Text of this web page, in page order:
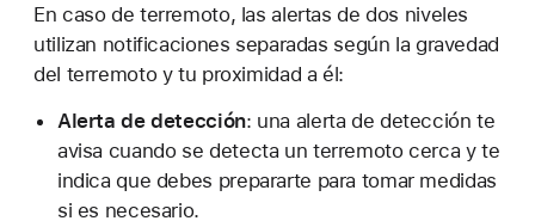
En caso de terremoto, las alertas de dos niveles
utilizan notificaciones separadas según la gravedad
del terremoto y tu proximidad a él:
Alerta de detección: una alerta de detección te
avisa cuando se detecta un terremoto cerca y te
indica que debes prepararte para tomar medidas
si es necesario.